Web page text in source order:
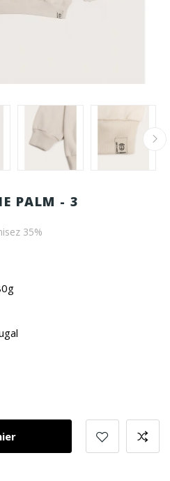
PALM - 3
35%